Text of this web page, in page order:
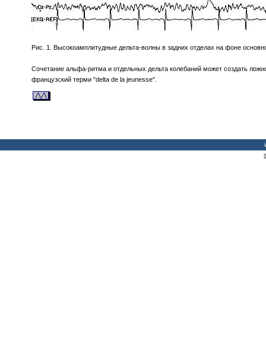
Рис. 1. Высокоамплитудные дельта-волны в задних отделах на фоне
Сочетание альфа-ритма и отдельных дельта колебаний может создать
французский терми "delta de la jeunesse".